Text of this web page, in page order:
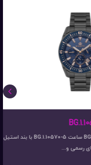
خرید ساعت مچی بیگوتی BG.1.10570-5 ساعت BG.1.10570-5 با بند استیل و